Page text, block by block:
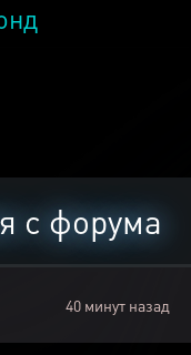
с форума
40 минут назад